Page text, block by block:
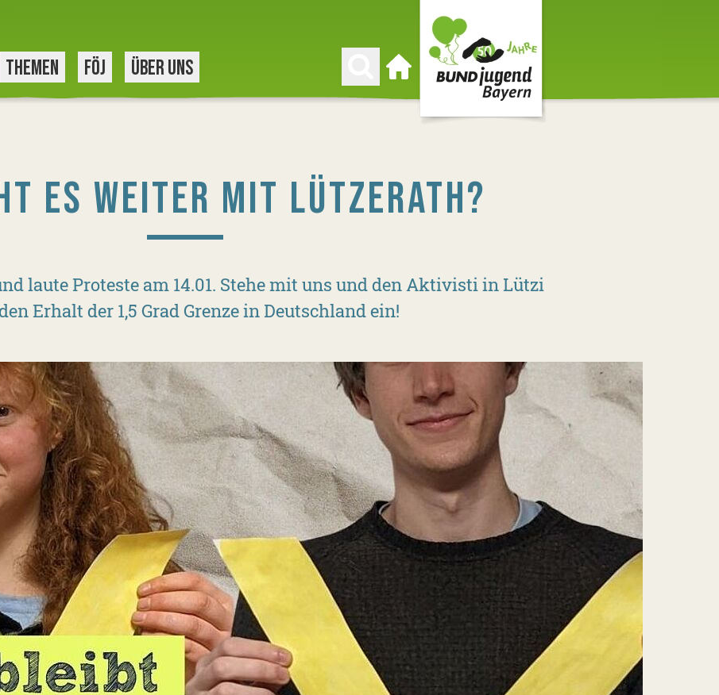
THEMEN FÖJ ÜBER UNS
ES WEITER MIT LÜTZERATH?
laute Proteste am 14.01. Stehe mit uns und den Aktivisti in Lützi
Erhalt der 1,5 Grad Grenze in Deutschland ein!